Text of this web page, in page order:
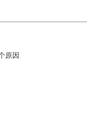
原因